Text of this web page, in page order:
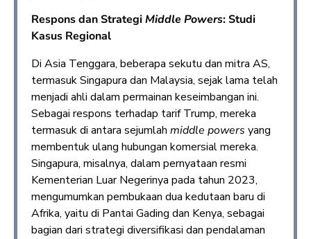
Respons dan StrategiMiddle Powers: Studi
Kasus Regional
Di Asia Tenggara, beberapa sekutu dan mitra AS,
termasuk Singapura dan Malaysia, sejak lama telah
menjadi ahli dalam permainan keseimbangan ini.
Sebagai respons terhadap tarif Trump, mereka
termasuk di antara sejumlah middle powers yang
membentuk ulang hubungan komersial mereka.
Singapura, misalnya, dalam pernyataan resmi
Kementerian Luar Negerinya pada tahun 2023,
mengumumkan pembukaan dua kedutaan baru di
Afrika, yaitu di Pantai Gading dan Kenya, sebagai
bagian dari strategi diversifikasi dan pendalaman